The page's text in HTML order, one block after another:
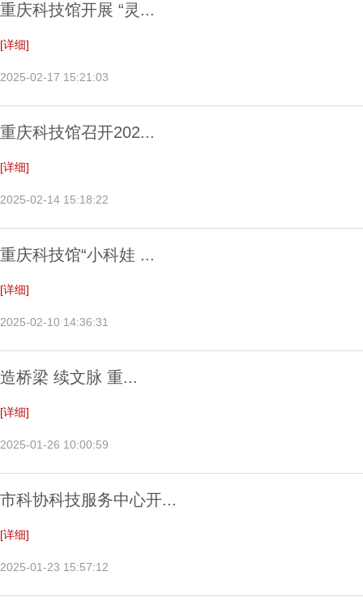
重庆科技馆开展 “灵...
[详细]
2025-02-17 15:21:03
重庆科技馆召开202...
[详细]
2025-02-14 15:18:22
重庆科技馆“小科娃 ...
[详细]
2025-02-10 14:36:31
造桥梁 续文脉 重...
[详细]
2025-01-26 10:00:59
市科协科技服务中心开...
[详细]
2025-01-23 15:57:12